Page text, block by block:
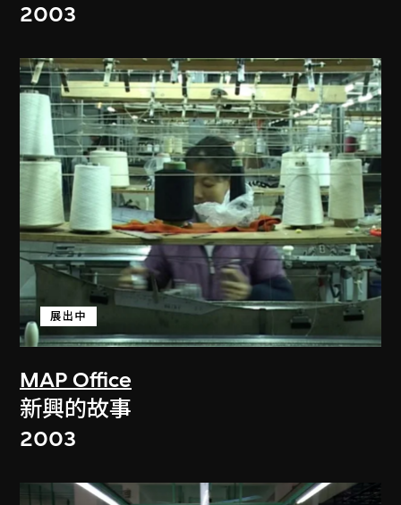
2003
MAP Office
展出中
新興的故事
2003